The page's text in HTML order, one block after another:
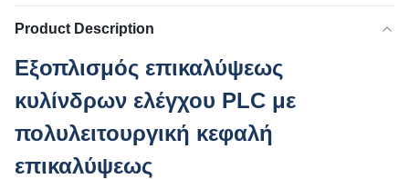
Product Description
Εξοπλισμός επικαλύψεως
κυλίνδρων ελέγχου PLC με
πολυλειτουργική κεφαλή
επικαλύψεως